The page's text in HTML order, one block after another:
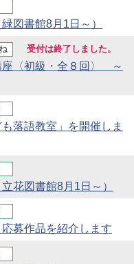
図書館8月1日～）
受付は終了しました。
座〈初級・全８回〉 ～
落語教室」を開催しま
花図書館8月1日～）
募作品を紹介します